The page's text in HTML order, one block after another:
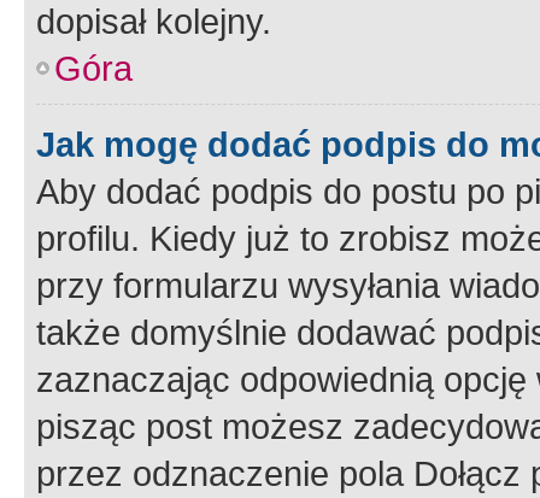
dopisał kolejny.
Góra
Jak mogę dodać podpis do
Aby dodać podpis do postu po
profilu. Kiedy już to zrobisz
przy formularzu wysyłania
także domyślnie dodawać
zaznaczając odpowiednią
pisząc post możesz
przez odznaczenie pola